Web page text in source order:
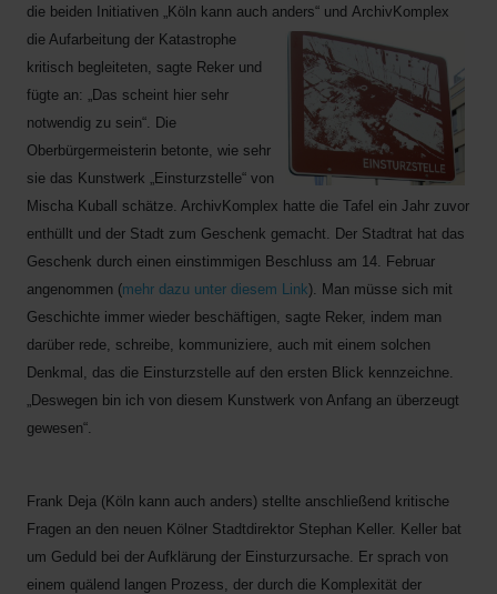
die beiden Initiativen „Köln kann auch anders“ und ArchivKomplex
die Aufarbeitung der Katastrophe
kritisch begleiteten, sagte Reker und
fügte an: „Das scheint hier sehr
notwendig zu sein“. Die
Oberbürgermeisterin betonte, wie sehr
sie das Kunstwerk „Einsturzstelle“ von
Mischa Kuball schätze. ArchivKomplex hatte die Tafel ein Jahr zuvor
enthüllt und der Stadt zum Geschenk gemacht. Der Stadtrat hat das
Geschenk durch einen einstimmigen Beschluss am 14. Februar
angenommen (mehr dazu unter diesem Link). Man müsse sich mit
Geschichte immer wieder beschäftigen, sagte Reker, indem man
darüber rede, schreibe, kommuniziere, auch mit einem solchen
Denkmal, das die Einsturzstelle auf den ersten Blick kennzeichne.
„Deswegen bin ich von diesem Kunstwerk von Anfang an überzeugt
gewesen“.
Frank Deja (Köln kann auch anders) stellte anschließend kritische
Fragen an den neuen Kölner Stadtdirektor Stephan Keller. Keller bat
um Geduld bei der Aufklärung der Einsturzursache. Er sprach von
einem quälend langen Prozess, der durch die Komplexität der